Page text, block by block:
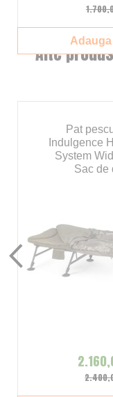
Alte
Pat
Indulgence
System
Sac de